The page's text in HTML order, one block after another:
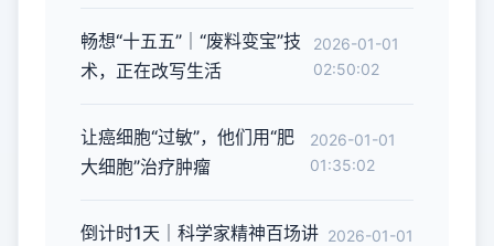
畅想“十五五”｜“废料变宝”技
术，正在改写生活
2026-01-01
02:50:02
让癌细胞“过敏”，他们用“肥
大细胞”治疗肿瘤
2026-01-01
01:35:02
倒计时1天｜科学家精神百场讲 2026-01-01